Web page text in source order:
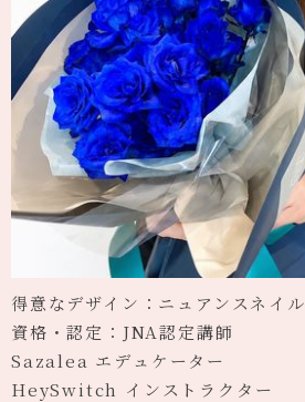
得意なデザイン：ニュアンスネイル
資格・認定：JNA認定講師
Sazalea エデュケーター
HeySwitch インストラクター